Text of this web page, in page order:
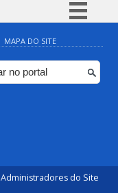
Simplifique!
Comunica BR
Participe
MAPA DO SITE
Administradores do Site